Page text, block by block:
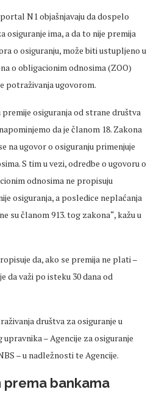
N1 objašnjavaju da dospelo
osiguranje ima, a da to nije premija
o osiguranju, može biti ustupljeno u
o obligacionim odnosima (ZOO)
potraživanja ugovorom.
osiguranja od strane društva
da je članom 18. Zakona
na ugovor o osiguranju primenjuje
S tim u vezi, odredbe o ugovoru o
odnosima ne propisuju
osiguranja, a posledice neplaćanja
su članom 913. tog zakona“, kažu u
da, ako se premija ne plati –
da važi po isteku 30 dana od
društva za osiguranje u
– Agencije za osiguranje
– u nadležnosti te Agencije.
prema bankama